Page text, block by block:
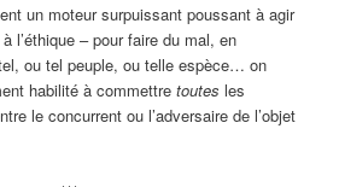
un moteur surpuissant poussant à agir
l’éthique – pour faire du mal, en
ou tel peuple, ou telle espèce… on
habilité à commettretoutes les
le concurrent ou l’adversaire de l’objet